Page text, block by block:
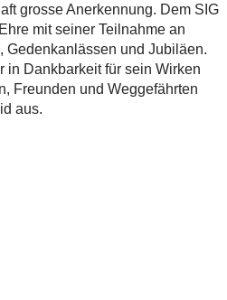
grosse Anerkennung. Dem SIG
mit seiner Teilnahme an
Gedenkanlässen und Jubiläen.
in Dankbarkeit für sein Wirken
Freunden und Weggefährten
aus.